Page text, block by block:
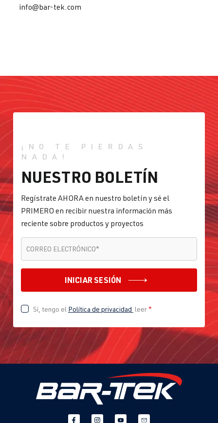
info@bar-tek.com
¡NO TE PIERDAS
NADA!
NUESTRO BOLETÍN
Regístrate AHORA en nuestro boletín y sé el
PRIMERO en recibir nuestra información más
reciente sobre productos y proyectos
CORREO ELECTRÓNICO*
INICIAR SESIÓN
Sí, tengo el Política de privacidad leer*